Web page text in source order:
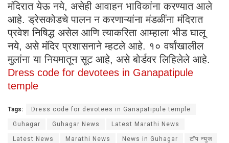
मंदिरात येऊ नये, असेही आवाहन भाविकांना करण्यात आले
आहे. ड्रेसकोडचे पालन न करणाऱ्यांना मंडळींना मंदिरात
प्रवेश निषिद्ध असेल आणि त्याकरिता आम्हाला भीड घालू
नये, असे मंदिर प्रशासनाने म्हटले आहे. १० वर्षांखालील
मुलांना या नियमातून सूट आहे, असे बोर्डवर लिहिलेले आहे.
Dress code for devotees in Ganapatipule
temple
Tags: Dress code for devotees in Ganapatipule temple
Guhagar Guhagar News Latest Marathi News
Latest News Marathi News News in Guhagar टॉप न्युज